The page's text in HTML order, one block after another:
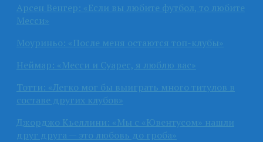
Арсен Венгер: «Если вы любите футбол, то любите
Месси»
Моуриньо: «После меня остаются топ-клубы»
Неймар: «Месси и Суарес, я люблю вас»
Тотти: «Легко мог бы выиграть много титулов в
составе других клубов»
Джорджо Кьеллини: «Мы с «Ювентусом» нашли
друг друга — это любовь до гроба»